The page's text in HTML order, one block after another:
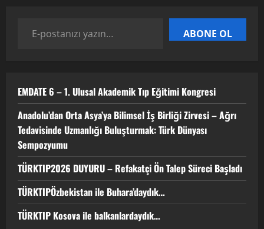
TÜRKTIPÖzbekistan ile Buhara’daydık…
5
TÜRKTIP Kosova ile balkanlardaydık…
8 Nisan 2026
ABONE OL
EMDATE 6 – 1. Ulusal Akademik Tıp Eğitimi Kongresi
Anadolu’dan Orta Asya’ya Bilimsel İş Birliği Zirvesi – Ağrı
Tedavisinde Uzmanlığı Buluşturmak: Türk Dünyası
Sempozyumu
TÜRKTIP2026 DUYURU – Refakatçi Ön Talep Süreci Başladı
TÜRKTIPÖzbekistan ile Buhara’daydık…
TÜRKTIP Kosova ile balkanlardaydık…